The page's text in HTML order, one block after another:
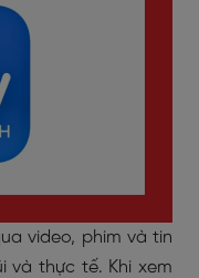
video, phim và tin
và thực tế. Khi xem